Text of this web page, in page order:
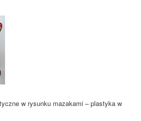
w rysunku mazakami – plastyka w